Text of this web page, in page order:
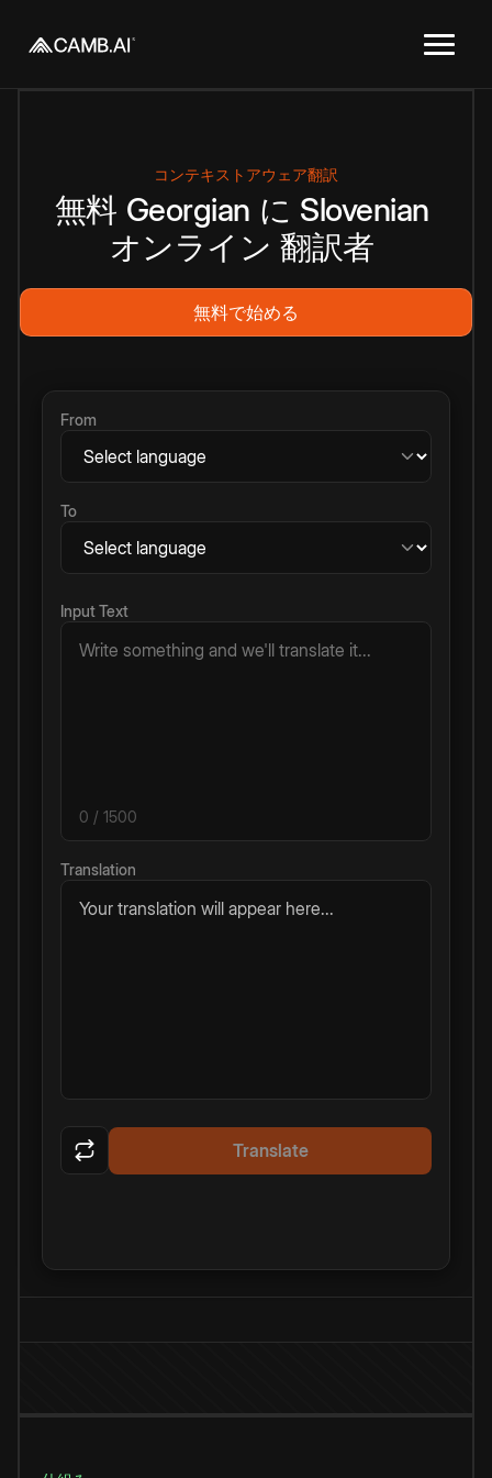
コンテキストアウェア翻訳
無料 Georgian に Slovenian
オンライン 翻訳者
無料で始める
From
To
Input Text
0 / 1500
Translation
Your translation will appear here...
Translate